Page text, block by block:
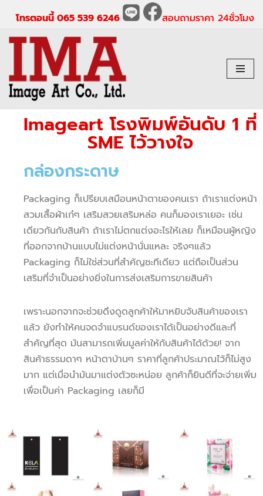
to
โทรตอนนี้ 065 539 6246 สอบถามราคา 24ชั่วโมง
Imageart โรงพิมพ์อันดับ 1 ที่
SME ไว้วางใจ
กล่องกระดาษ
Packaging ก็เปรียบเสมือนหน้าตาของคนเรา ถ้าเราแต่งหน้า
สวมเสื้อผ้าเก๋ๆ เสริมสวยเสริมหล่อ คนก็มองเราเยอะ เช่น
เดียวกันกับสินค้า ถ้าเราไม่ตกแต่งอะไรให้เลย ก็เหมือนผู้หญิง
ที่ออกจากบ้านแบบไม่แต่งหน้านั่นแหละ จริงๆแล้ว
Packaging ก็ไม่ใช่ส่วนที่สำคัญซะทีเดียว แต่ถือเป็นส่วน
เสริมที่จำเป็นอย่างยิ่งในการส่งเสริมการขายสินค้า
เพราะนอกจากจะช่วยดึงดูดลูกค้าให้มาหยิบจับสินค้าของเรา
แล้ว ยังทำให้คนจดจำแบรนด์ของเราได้เป็นอย่างดีและที่
สำคัญที่สุด มันสามารถเพิ่มมูลค่าให้กับสินค้าได้ด้วย! จาก
สินค้าธรรมดาๆ หน้าตาบ้านๆ ราคาที่ลูกค้าประมาณไว้ก็ไม่สูง
มาก แต่เมื่อนำมันมาแต่งตัวซะหน่อย ลูกค้าก็ยินดีที่จะจ่ายเพิ่ม
เพื่อเป็นค่า Packaging เลยก็มี